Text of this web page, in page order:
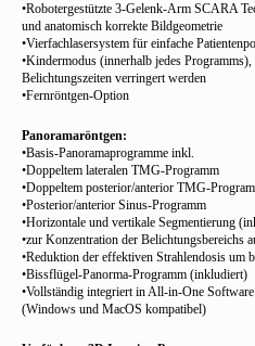
•Robotergestützte 3-Gelenk-Arm SCARA
und anatomisch korrekte Bildgeometrie
•Vierfachlasersystem für einfache
•Kindermodus (innerhalb jedes
Belichtungszeiten verringert werden
•Fernröntgen-Option
Panoramaröntgen:
•Basis-Panoramaprogramme inkl.
•Doppeltem lateralen TMG-Programm
•Doppeltem posterior/anterior TMG-
•Posterior/anterior Sinus-Programm
•Horizontale und vertikale Segmentierung
•zur Konzentration der Belichtungsbereichs
•Reduktion der effektiven Strahlendosis um
•Bissflügel-Panorma-Programm (inkludiert)
•Vollständig integriert in All-in-One
(Windows und MacOS kompatibel)